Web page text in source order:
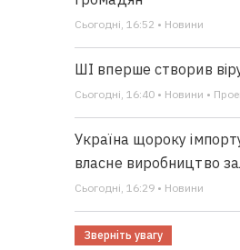
Сьогодні, 16:52 • Новини
ШІ вперше створив
Сьогодні, 16:40 • Новини •
Україна щороку
власне виробництво
Сьогодні, 16:29 • Новини
Зверніть увагу